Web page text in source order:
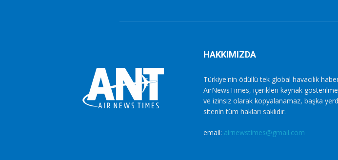
HAKKIMIZDA
Türkiye'nin ödüllü tek global havacılık
AirNewsTimes, içerikleri kaynak
ve izinsiz olarak kopyalanamaz, başka
sitenin tüm hakları saklıdır.
email: airnewstimes@gmail.com